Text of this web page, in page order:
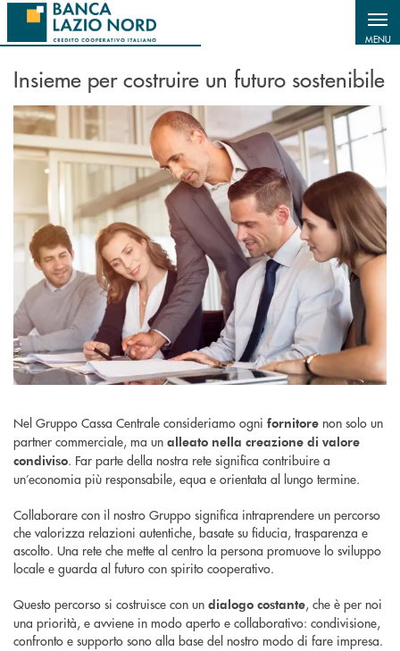
Salta al contenuto principale
MENU
Insieme per costruire un futuro sostenibile
Nel Gruppo Cassa Centrale consideriamo ogni fornitore non solo un
partner commerciale, ma un alleato nella creazione di valore
condiviso. Far parte della nostra rete significa contribuire a
un’economia più responsabile, equa e orientata al lungo termine.
Collaborare con il nostro Gruppo significa intraprendere un percorso
che valorizza relazioni autentiche, basate su fiducia, trasparenza e
ascolto. Una rete che mette al centro la persona promuove lo sviluppo
locale e guarda al futuro con spirito cooperativo.
Questo percorso si costruisce con un dialogo costante, che è per noi
una priorità, e avviene in modo aperto e collaborativo: condivisione,
confronto e supporto sono alla base del nostro modo di fare impresa.